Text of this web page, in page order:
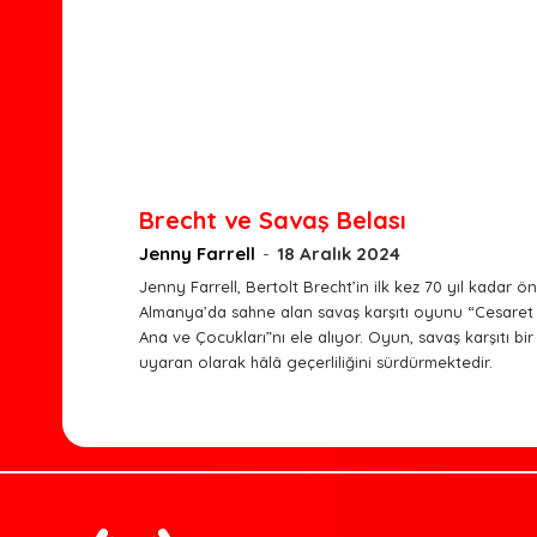
Brecht ve Savaş Belası
Jenny Farrell - 18 Aralık 2024
Jenny Farrell, Bertolt Brecht’in ilk kez 70 yıl kadar
Almanya’da sahne alan savaş karşıtı oyunu “Cesaret
Ana ve Çocukları”nı ele alıyor. Oyun, savaş karşıtı bir
uyaran olarak hâlâ geçerliliğini sürdürmektedir.